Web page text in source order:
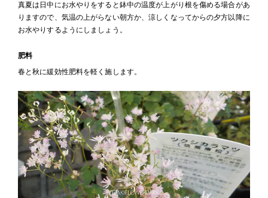
真夏は日中にお水やりをすると鉢中の温度が上がり根を傷める場合があ
りますので、気温の上がらない朝方か、涼しくなってからの夕方以降に
お水やりするようにしましょう。
肥料
春と秋に緩効性肥料を軽く施します。